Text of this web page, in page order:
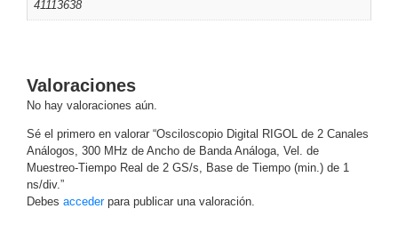
Robots e
Energía
Adaptadores
de
ParedBateríasFuentes
de
Alimentación
Fuentes
41113638
Valoraciones
No hay valoraciones aún.
Sé el primero en valorar “Osciloscopio Digital RIGOL de 2 Canales
Análogos, 300 MHz de Ancho de Banda Análoga, Vel. de
Muestreo-Tiempo Real de 2 GS/s, Base de Tiempo (min.) de 1
ns/div.”
Debes accederpara publicar una valoración.